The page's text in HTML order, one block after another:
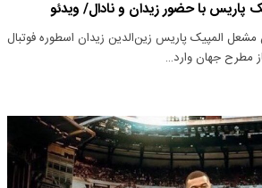
با حضور زیدان و نادال/ ویدئو
المپیک پاریس زین‌الدین زیدان اسطوره فوتبال
مطرح جهان وارد…